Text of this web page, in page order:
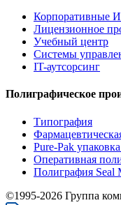
Корпоративные
Лицензионное
Учебный центр
Системы
IT-аутсорсинг
Полиграфическое
Типография
Pure-Pak
Оперативная
Полиграфия Seal
©1995-2026 Группа